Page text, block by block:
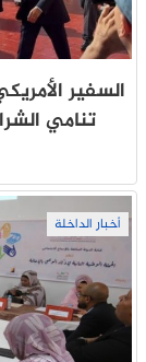
السفير
تنامي
أخبار الداخلة